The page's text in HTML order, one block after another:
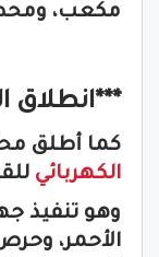
مكعب،
***انطلاق
كما أطلق
الكهربائي
وهو تنفيذ
الأحمر،